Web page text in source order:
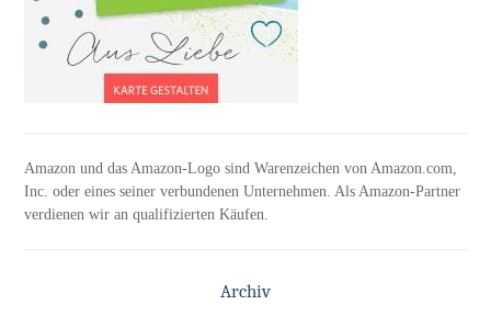
Amazon und das Amazon-Logo sind Warenzeichen von Amazon.com,
Inc. oder eines seiner verbundenen Unternehmen. Als Amazon-Partner
verdienen wir an qualifizierten Käufen.
Archiv